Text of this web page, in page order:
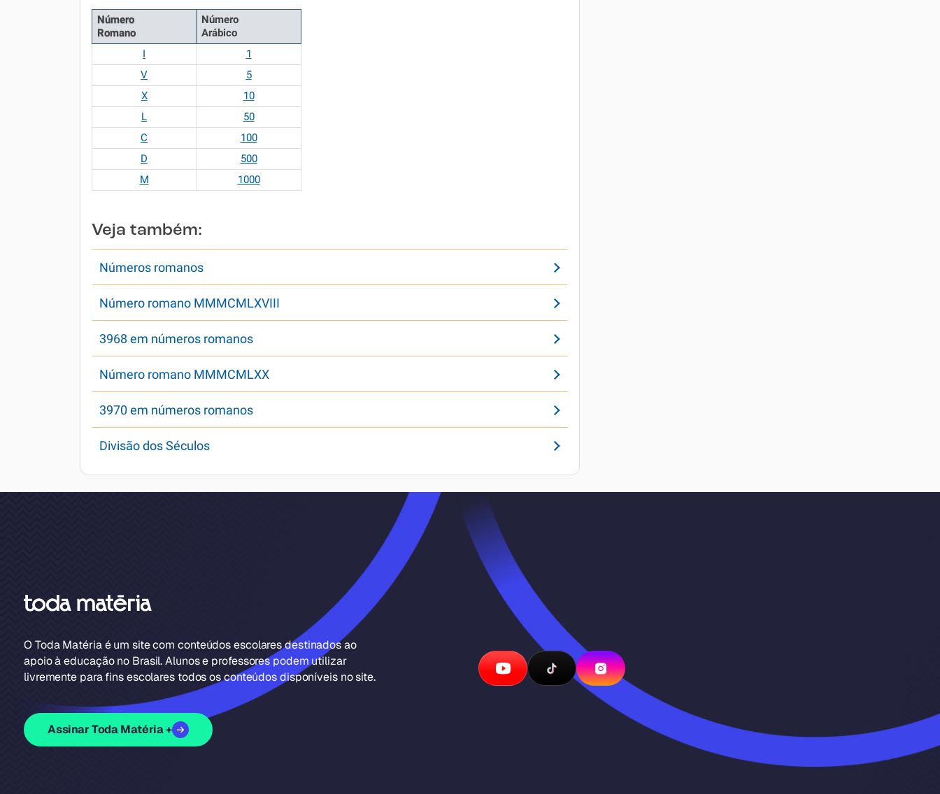
Número
Romano
Número
Arábico
I
1
V
5
X
10
L
50
C
100
D
500
M
1000
Veja também:
Números romanos
Número romano MMMCMLXVIII
3968 em números romanos
Número romano MMMCMLXX
3970 em números romanos
Divisão dos Séculos
O Toda Matéria é um site com conteúdos escolares destinados ao
apoio à educação no Brasil. Alunos e professores podem utilizar
livremente para fins escolares todos os conteúdos disponíveis no site.
Assinar Toda Matéria +